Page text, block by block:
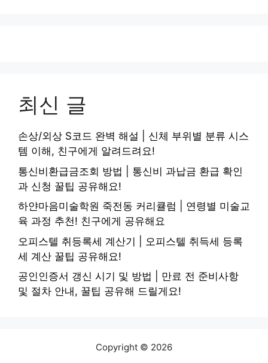
최신 글
손상/외상 S코드 완벽 해설 | 신체 부위별 분류 시스
템 이해, 친구에게 알려드려요!
통신비환급금조회 방법 | 통신비 과납금 환급 확인
과 신청 꿀팁 공유해요!
하얀마음미술학원 죽전동 커리큘럼 | 연령별 미술교
육 과정 추천! 친구에게 공유해요
오피스텔 취등록세 계산기 | 오피스텔 취득세 등록
세 계산 꿀팁 공유해요!
공인인증서 갱신 시기 및 방법 | 만료 전 준비사항
및 절차 안내, 꿀팁 공유해 드릴게요!
Copyright © 2026